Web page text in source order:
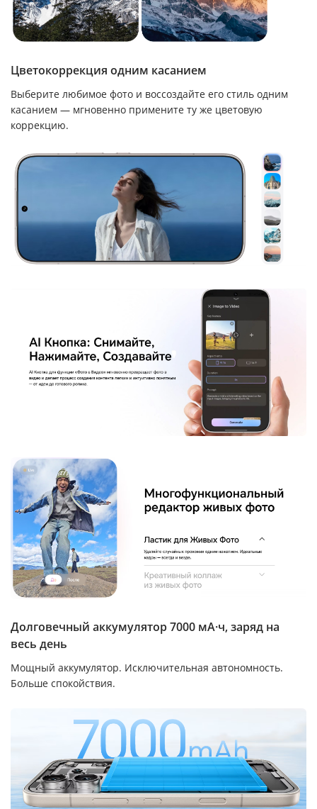
Цветокоррекция одним касанием
Выберите любимое фото и воссоздайте его стиль одним
касанием — мгновенно примените ту же цветовую
коррекцию.
Долговечный аккумулятор 7000 мА·ч, заряд на
весь день
Мощный аккумулятор. Исключительная автономность.
Больше спокойствия.